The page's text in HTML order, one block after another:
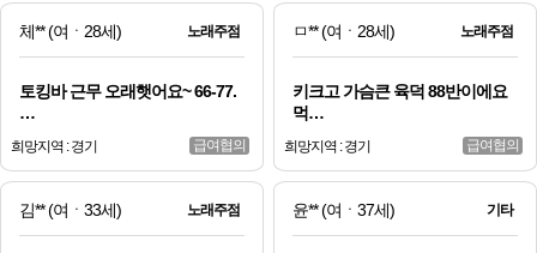
체**(여ㆍ28세) 노래주점
토킹바 근무 오래햇어요~ 66-77.
…
희망지역 : 경기 급여협의
ㅁ**(여ㆍ28세) 노래주점
키크고 가슴큰 육덕 88반이에요
먹…
희망지역 : 경기 급여협의
김**(여ㆍ33세) 노래주점 윤**(여ㆍ37세) 기타